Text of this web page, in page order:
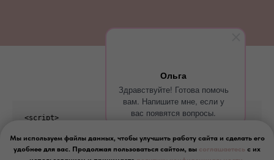
Ольга
Здравствуйте! Готова помочь
вам. Напишите мне, если у
вас появятся вопросы.
Мы используем файлы данных, чтобы улучшить работу сайта и сделать его
удобнее для вас. Продолжая пользоваться сайтом, вы соглашаетесь с их
<script>
</script>